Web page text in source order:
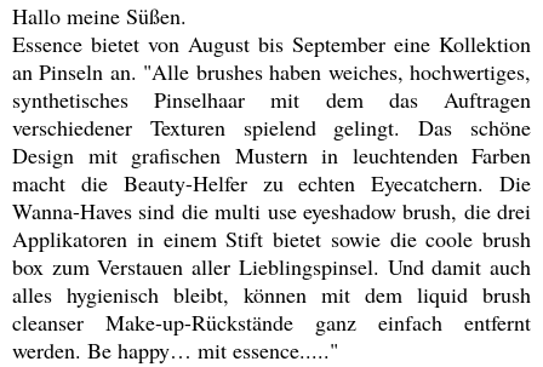
Hallo meine Süßen.
Essence bietet von August bis September eine Kollektion
an Pinseln an. "Alle brushes haben weiches, hochwertiges,
synthetisches Pinselhaar mit dem das Auftragen
verschiedener Texturen spielend gelingt. Das schöne
Design mit grafischen Mustern in leuchtenden Farben
macht die Beauty-Helfer zu echten Eyecatchern. Die
Wanna-Haves sind die multi use eyeshadow brush, die drei
Applikatoren in einem Stift bietet sowie die coole brush
box zum Verstauen aller Lieblingspinsel. Und damit auch
alles hygienisch bleibt, können mit dem liquid brush
cleanser Make-up-Rückstände ganz einfach entfernt
werden. Be happy… mit essence....."